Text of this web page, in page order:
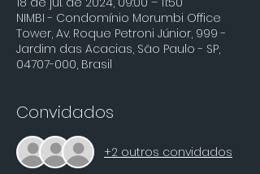
NIMBI - Condomínio Morumbi Office
Tower, Av. Roque Petroni Júnior, 999 -
Jardim das Acacias, São Paulo - SP,
04707-000, Brasil
Convidados
+2 outros convidados